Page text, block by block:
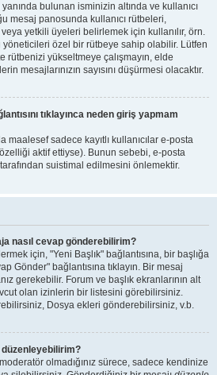
bulunan isminizin altında ve kullanıcı
mesaj panosunda kullanıcı rütbeleri,
veya yetkili üyeleri belirlemek için kullanılır, örn.
özel bir rütbeye sahip olabilir. Lütfen
yükseltmeye çalışmayın, elde
mesajlarınızın sayısını düşürmesi olacaktır.
tıklayınca neden giriş yapmam
maalesef sadece kayıtlı kullanıcılar e-posta
aktif ettiyse). Bunun sebebi, e-posta
suistimal edilmesini önlemektir.
nasıl cevap gönderebilirim?
için, "Yeni Başlık" bağlantısına, bir başlığa
Gönder" bağlantısına tıklayın. Bir mesaj
gerekebilir. Forum ve başlık ekranlarının alt
olan izinlerin bir listesini görebilirsiniz.
Dosya ekleri gönderebilirsiniz, v.b.
düzenleyebilirim?
olmadığınız sürece, sadece kendinize